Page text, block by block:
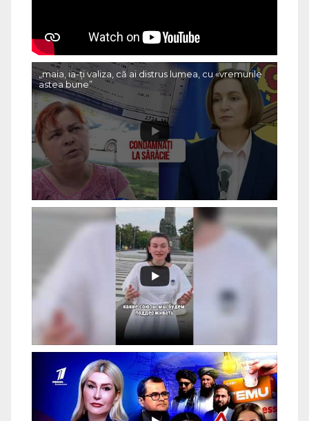
„maia, ia-ți valiza, că ai distrus lumea, cu «vremurile
astea bune”